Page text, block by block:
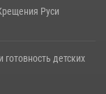
Руси
детских